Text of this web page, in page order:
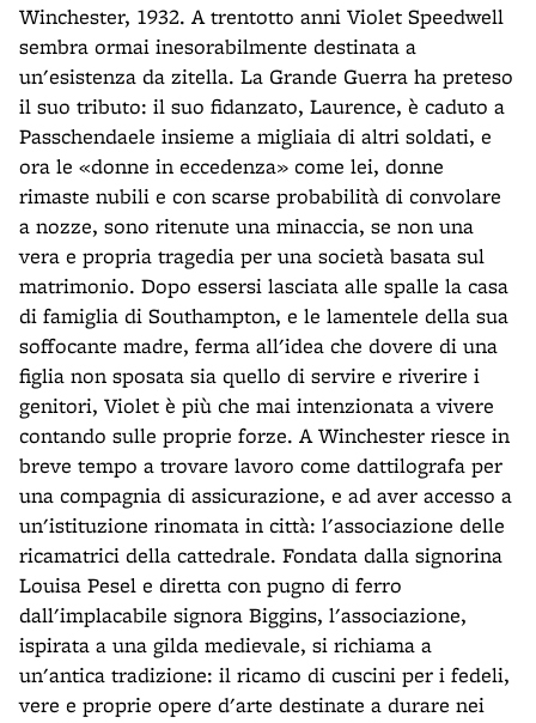
Winchester, 1932. A trentotto anni Violet Speedwell
sembra ormai inesorabilmente destinata a
un'esistenza da zitella. La Grande Guerra ha preteso
il suo tributo: il suo fidanzato, Laurence, è caduto a
Passchendaele insieme a migliaia di altri soldati, e
ora le «donne in eccedenza» come lei, donne
rimaste nubili e con scarse probabilità di convolare
a nozze, sono ritenute una minaccia, se non una
vera e propria tragedia per una società basata sul
matrimonio. Dopo essersi lasciata alle spalle la casa
di famiglia di Southampton, e le lamentele della sua
soffocante madre, ferma all'idea che dovere di una
figlia non sposata sia quello di servire e riverire i
genitori, Violet è più che mai intenzionata a vivere
contando sulle proprie forze. A Winchester riesce in
breve tempo a trovare lavoro come dattilografa per
una compagnia di assicurazione, e ad aver accesso a
un'istituzione rinomata in città: l'associazione delle
ricamatrici della cattedrale. Fondata dalla signorina
Louisa Pesel e diretta con pugno di ferro
dall'implacabile signora Biggins, l'associazione,
ispirata a una gilda medievale, si richiama a
un'antica tradizione: il ricamo di cuscini per i fedeli,
vere e proprie opere d'arte destinate a durare nei